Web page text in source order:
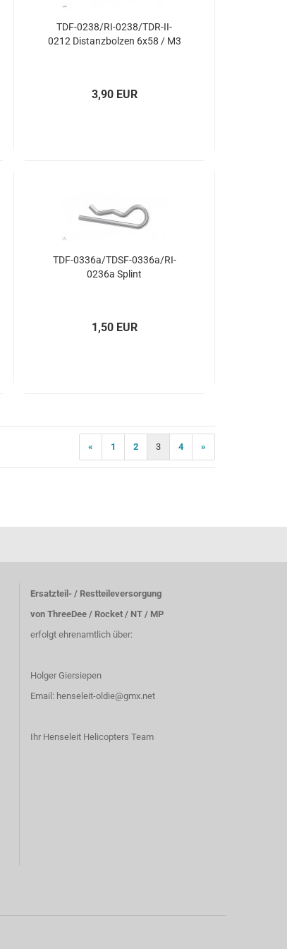
TDF-0238/RI-0238/TDR-II-
0212 Distanzbolzen 6x58 / M3
3,90 EUR
TDF-0336a/TDSF-0336a/RI-
0236a Splint
1,50 EUR
« 1 2 3 4 »
Ersatzteil- / Restteileversorgung
von ThreeDee / Rocket / NT / MP
erfolgt ehrenamtlich über:
Holger Giersiepen
Email: henseleit-oldie@gmx.net
Ihr Henseleit Helicopters Team